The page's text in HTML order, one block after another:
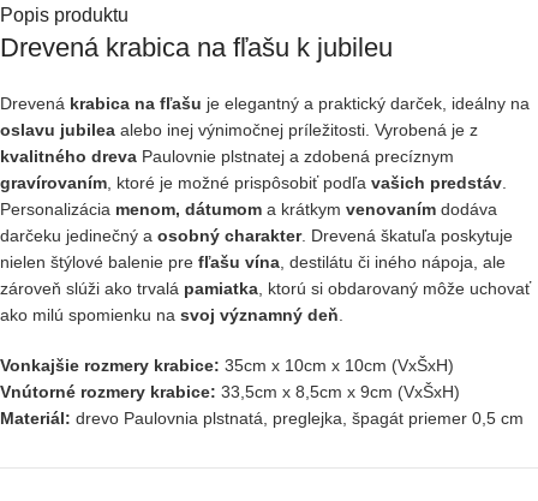
Popis produktu
Drevená krabica na fľašu k jubileu
Drevená krabica na fľašu je elegantný a praktický darček, ideálny na
oslavu jubilea alebo inej výnimočnej príležitosti. Vyrobená je z
kvalitného dreva Paulovnie plstnatej a zdobená precíznym
gravírovaním, ktoré je možné prispôsobiť podľa vašich predstáv.
Personalizácia menom, dátumom a krátkym venovaním dodáva
darčeku jedinečný a osobný charakter. Drevená škatuľa poskytuje
nielen štýlové balenie pre fľašu vína, destilátu či iného nápoja, ale
zároveň slúži ako trvalá pamiatka, ktorú si obdarovaný môže uchovať
ako milú spomienku na svoj významný deň.
Vonkajšie rozmery krabice: 35cm x 10cm x 10cm (VxŠxH)
Vnútorné rozmery krabice: 33,5cm x 8,5cm x 9cm (VxŠxH)
Materiál: drevo Paulovnia plstnatá, preglejka, špagát priemer 0,5 cm